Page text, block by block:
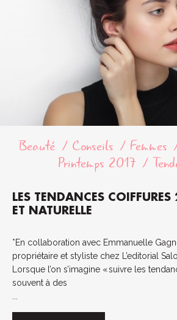
Beauté Conseils Femmes
Printemps 2017
LES TENDANCES COIFFURES
ET NATURELLE
*En collaboration avec Emmanuelle
propriétaire et styliste chez L’editorial
Lorsque l’on s’imagine « suivre les
souvent à des